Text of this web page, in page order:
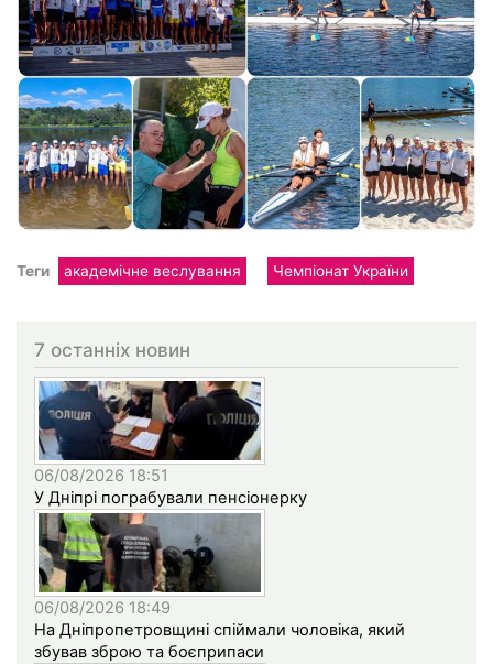
Теги академічне веслування Чемпіонат України
7 останніх новин
06/08/2026 18:51
У Дніпрі пограбували пенсіонерку
06/08/2026 18:49
На Дніпропетровщині спіймали чоловіка, який
збував зброю та боєприпаси